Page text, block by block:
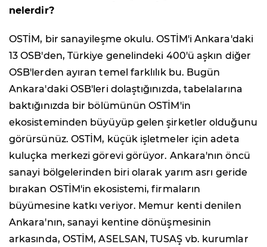
nelerdir?
OSTİM, bir sanayileşme okulu. OSTİM'i Ankara'daki
13 OSB'den, Türkiye genelindeki 400'ü aşkın diğer
OSB'lerden ayıran temel farklılık bu. Bugün
Ankara'daki OSB'leri dolaştığınızda, tabelalarına
baktığınızda bir bölümünün OSTİM'in
ekosisteminden büyüyüp gelen şirketler olduğunu
görürsünüz. OSTİM, küçük işletmeler için adeta
kuluçka merkezi görevi görüyor. Ankara'nın öncü
sanayi bölgelerinden biri olarak yarım asrı geride
bırakan OSTİM'in ekosistemi, firmaların
büyümesine katkı veriyor. Memur kenti denilen
Ankara'nın, sanayi kentine dönüşmesinin
arkasında, OSTİM, ASELSAN, TUSAŞ vb. kurumlar